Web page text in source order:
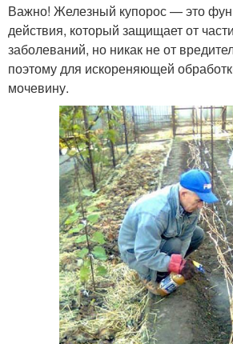
Важно! Железный купорос — это
действия, который защищает от
заболеваний, но никак не от
поэтому для искореняющей
мочевину.